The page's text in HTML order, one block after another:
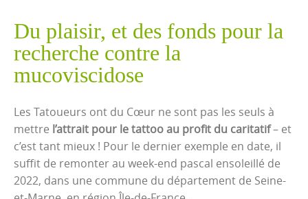
Du plaisir, et des fonds pour la
recherche contre la
mucoviscidose
Les Tatoueurs ont du Cœur ne sont pas les seuls à
mettre l’attrait pour le tattoo au profit du caritatif– et
c’est tant mieux ! Pour le dernier exemple en date, il
suffit de remonter au week-end pascal ensoleillé de
2022, dans une commune du département de Seine-